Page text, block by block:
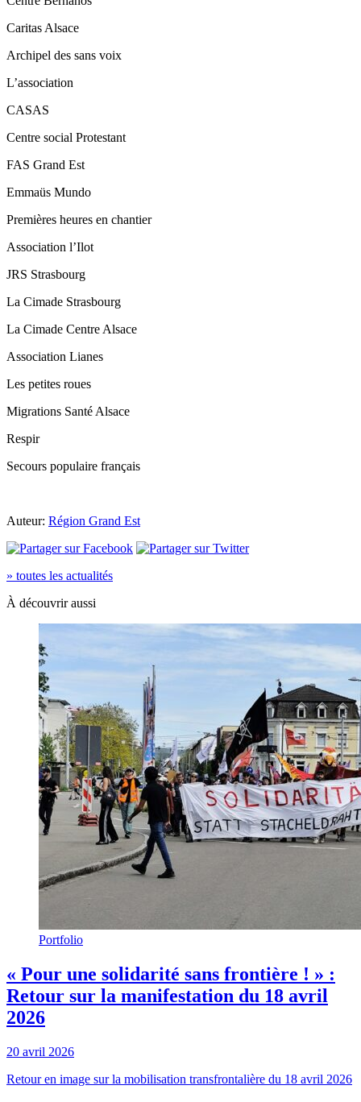
Caritas Alsace
Archipel des sans voix
L’association
CASAS
Centre social Protestant
FAS Grand Est
Emmaüs Mundo
Premières heures en chantier
Association l’Ilot
JRS Strasbourg
La Cimade Strasbourg
La Cimade Centre Alsace
Association Lianes
Les petites roues
Migrations Santé Alsace
Respir
Secours populaire français
Auteur: Région Grand Est
» toutes les actualités
À découvrir aussi
Portfolio
« Pour une solidarité sans frontière ! » :
Retour sur la manifestation du 18 avril
2026
20 avril 2026
Retour en image sur la mobilisation transfrontalière du 18 avril 2026